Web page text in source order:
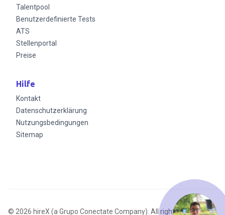
Talentpool
Benutzerdefinierte Tests
ATS
Stellenportal
Preise
Hilfe
Kontakt
Datenschutzerklärung
Nutzungsbedingungen
Sitemap
© 2026 hireX (a Grupo Conectate Company). All rights reserved.